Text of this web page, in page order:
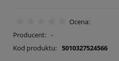
Ocena:
Producent: -
Kod produktu: 5010327524566